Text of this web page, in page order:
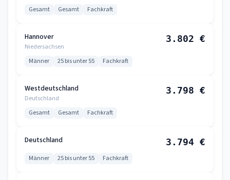
Gesamt Gesamt Fachkraft
Hannover
Niedersachsen
3.802 €
Männer 25 bis unter 55 Fachkraft
Westdeutschland
Deutschland
3.798 €
Gesamt Gesamt Fachkraft
Deutschland 3.794 €
Männer 25 bis unter 55 Fachkraft